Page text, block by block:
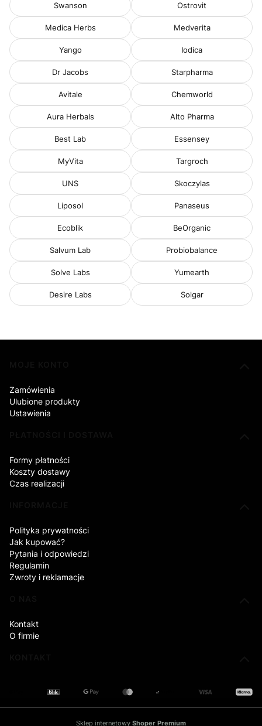
Swanson Ostrovit
Medica Herbs Medverita
Yango Iodica
Dr Jacobs Starpharma
Avitale Chemworld
Aura Herbals Alto Pharma
Best Lab Essensey
MyVita Targroch
UNS Skoczylas
Liposol Panaseus
Ecoblik BeOrganic
Salvum Lab Probiobalance
Solve Labs Yumearth
Desire Labs Solgar
Zamówienia
Ulubione produkty
Ustawienia
Formy płatności
Koszty dostawy
Czas realizacji
Polityka prywatności
Jak kupować?
Pytania i odpowiedzi
Regulamin
Zwroty i reklamacje
Kontakt
O firmie
Sklep internetowy Shoper Premium